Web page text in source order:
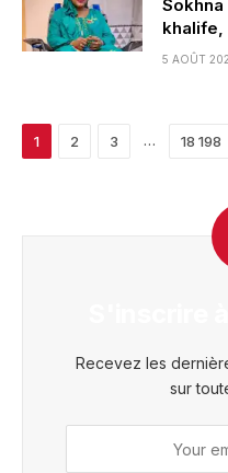
khalife,
5 AOÛT
1 2 3 … 18 198
Recevez les
sur